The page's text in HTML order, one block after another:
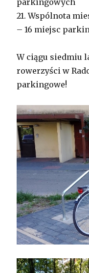
parkingowych
21. Wspólnota
– 16 miejsc
W ciągu siedmiu
rowerzyści w
parkingowe!